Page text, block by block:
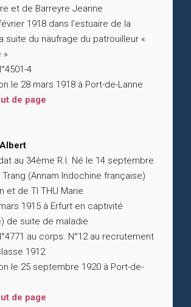
et de Barreyre Jeanne
1918 dans l’estuaire de la
suite du naufrage du patrouilleur «
»
4
le 28 mars 1918 à Port-de-Lanne
de page
au 34ème R.I. Né le 14 septembre
Trang (Annam Indochine française)
et de TI THU Marie
1915 à Erfurt en captivité
de suite de maladie
au corps. N°12 au recrutement
1912
le 25 septembre 1920 à Port-de-
de page